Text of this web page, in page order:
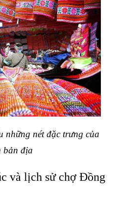
những nét đặc trưng của
bản địa
và lịch sử chợ Đồng